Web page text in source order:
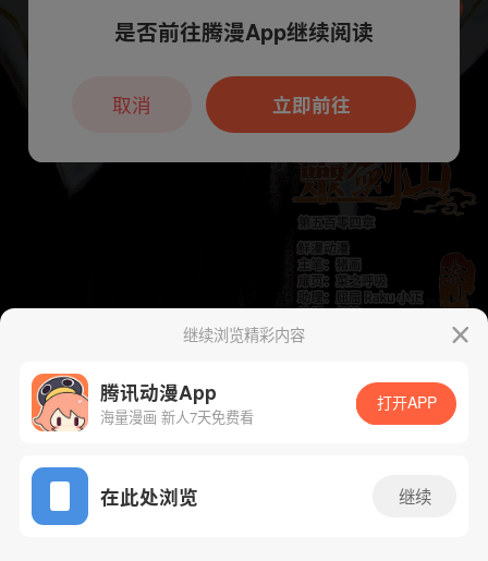
App免费看
下一话 腾漫App免费看
继续浏览精彩内容
腾讯动漫App
海量漫画 新人7天免费看
打开APP
在此处浏览 继续
本章节仅支持App阅读，可打开App新用
户7天免费看
是否前往腾漫App继续阅读
立即前往
取消